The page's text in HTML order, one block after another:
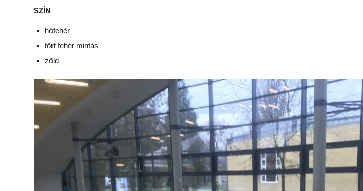
SZÍN
hófehér
tört fehér mintás
zöld